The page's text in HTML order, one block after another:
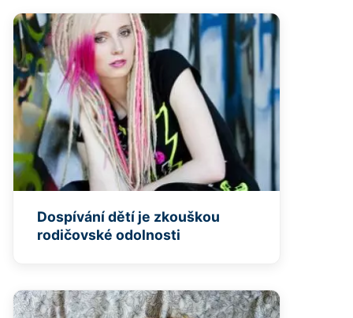
Dospívání dětí je zkouškou
rodičovské odolnosti